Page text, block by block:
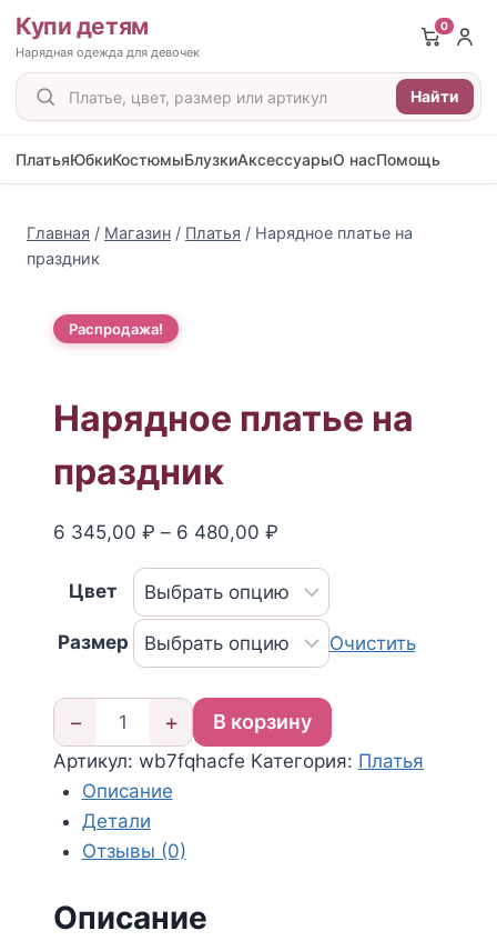
Купи детям
Нарядная одежда для девочек
Поиск
товаров
Найти
0
ПлатьяЮбкиКостюмыБлузкиАксессуарыО насПомощь
содержимому
Главная / Магазин / Платья / Нарядное платье на
праздник
Распродажа!
Нарядное платье на
праздник
6 345,00 ₽ – 6 480,00 ₽
6
345,00 ₽
–
480,00 ₽
Цвет
Размер Очистить
Количество
товара
Нарядное
платье
на
− + В корзину
Артикул: wb7fqhacfe Категория: Платья
Описание
Детали
Отзывы (0)
Описание